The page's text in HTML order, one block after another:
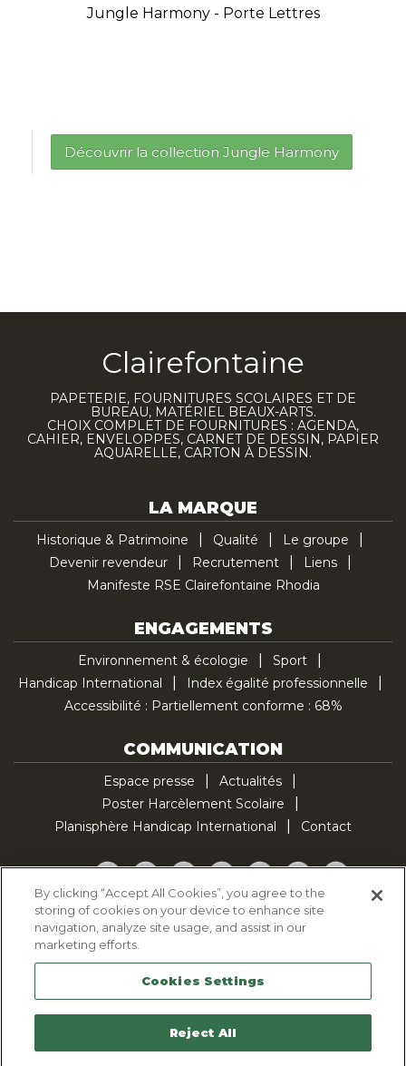
Jungle Harmony - Porte Lettres
Découvrir la collection Jungle Harmony
Clairefontaine
PAPETERIE, FOURNITURES SCOLAIRES ET DE
BUREAU, MATÉRIEL BEAUX-ARTS.
CHOIX COMPLET DE FOURNITURES : AGENDA,
CAHIER, ENVELOPPES, CARNET DE DESSIN, PAPIER
AQUARELLE, CARTON À DESSIN.
LA MARQUE
Historique & Patrimoine Qualité
Le groupe
Devenir revendeur
Recrutement
Liens
Manifeste RSE Clairefontaine Rhodia
ENGAGEMENTS
Environnement & écologie
Sport
Handicap International
Index égalité professionnelle
Accessibilité : Partiellement conforme : 68%
COMMUNICATION
Espace presse
Actualités
Poster Harcèlement Scolaire
Planisphère Handicap International
Contact
Facebook
TwitterYouTubePinterestInstagramLinkedInTikTok
Politique d'utilisation des cookies
Politique de confidentialité
Mentions légales
Plan du site
Contactez-nous
By clicking “Accept All Cookies”, you agree to the
storing of cookies on your device to enhance site
navigation, analyze site usage, and assist in our
marketing efforts.
Cookies Settings
Reject All